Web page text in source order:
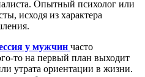
Опытный психолог или
исходя из характера
у мужчин часто
то на первый план выходит
утрата ориентации в жизни.